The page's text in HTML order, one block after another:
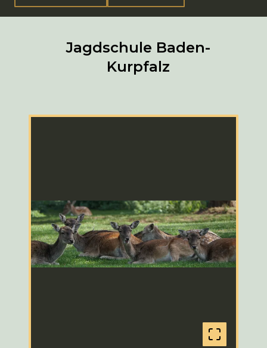
Jagdschule Baden-
Kurpfalz